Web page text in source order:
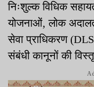
निःशुल्क विधिक
योजनाओं, लोक
सेवा प्राधिकरण
संबंधी कानूनों की